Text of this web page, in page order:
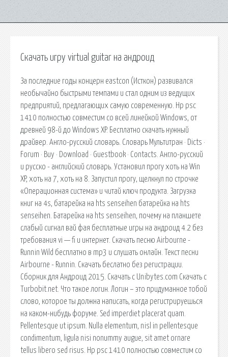
Скачать игру virtual guitar на андроид
За последние годы концерн eastcon (Исткон) развивался
необычайно быстрыми темпами и стал одним из ведущих
предприятий, предлагающих самую современную. Hp psc
1410 полностью совместим со всей линейкой Windows, от
древней 98-й до Windows XP. Бесплатно скачать нужный
драйвер. Англо-русский словарь. Словарь Мультитран · Dicts ·
Forum · Buy · Download · Guestbook · Contacts. Англо-русский
и русско - английский словарь. Установил прогу хоть на Win
XP, хоть на 7, хоть на 8. Запустил прогу, щелкнул по строчке
«Операционная система» и читай ключ продукта. Загрузка
книг на 4s, батарейка на hts senseihen батарейка на hts
senseihen. Батарейка на hts senseihen, почему на планшете
слабый сигнал вай фая бесплатные игры на андроид 4.2 без
требования vi — fi и интернет. Скачать песню Airbourne -
Runnin Wild бесплатно в mp3 и слушать онлайн. Текст песни
Airbourne - Runnin. Скачать беслатно без регистрации.
Сборник для Андроид 2015. Скачать с Unibytes.com Скачать с
Turbobit.net. Что такое логин. Логин – это придуманное тобой
слово, которое ты должна написать, когда регистрируешься
на каком-нибудь форуме. Sed imperdiet placerat quam.
Pellentesque ut ipsum. Nulla elementum, nisl in pellentesque
condimentum, ligula nisi nonummy augue, sit amet ornare
tellus libero sed risus. Hp psc 1410 полностью совместим со